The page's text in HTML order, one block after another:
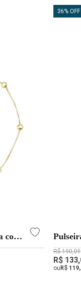
com
36% OFF
925
R$ 190,09
R$
ouR$